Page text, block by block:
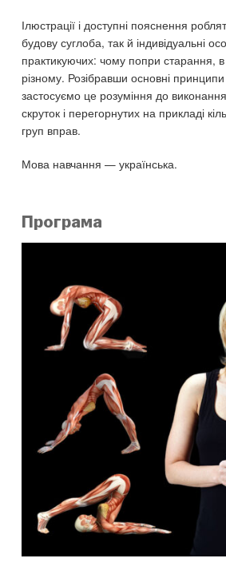
Ілюстрації і доступні пояснення
будову суглоба, так й індивідуальні
практикуючих: чому попри старання, в
різному. Розібравши основні
застосуємо це розуміння до
скруток і перегорнутих на прикладі
груп вправ.
Мова навчання — українська.
Програма